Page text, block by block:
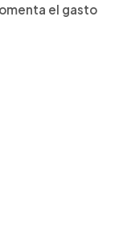
el gasto